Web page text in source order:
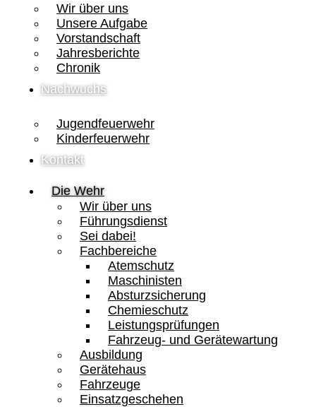
Wir über uns
Unsere Aufgabe
Vorstandschaft
Jahresberichte
Chronik
Nachwuchs
Jugendfeuerwehr
Kinderfeuerwehr
Kontakt
Die Wehr
Wir über uns
Führungsdienst
Sei dabei!
Fachbereiche
Atemschutz
Maschinisten
Absturzsicherung
Chemieschutz
Leistungsprüfungen
Fahrzeug- und Gerätewartung
Ausbildung
Gerätehaus
Fahrzeuge
Einsatzgeschehen